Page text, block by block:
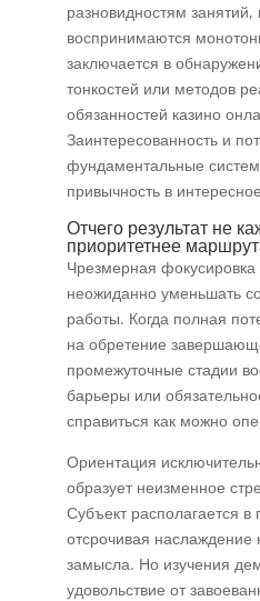
разновидностям
воспринимаются
заключается в
тонкостей или методов
обязанностей казино
Заинтересованность и
фундаментальные
привычность в
Отчего результат не
приоритетнее
Чрезмерная
неожиданно уменьшать
работы. Когда полная
на обретение
промежуточные стадии
барьеры или
справиться как можно
Ориентация
образует неизменное
Субъект располагается
отсрочивая наслаждение
замысла. Но изучения
удовольствие от